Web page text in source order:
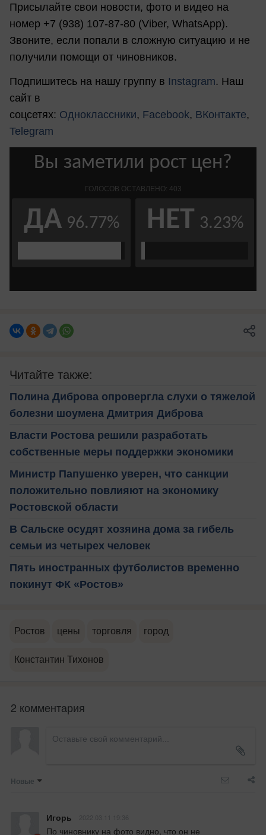
Присылайте свои новости, фото и видео на
номер +7 (938) 107-87-80 (Viber, WhatsApp).
Звоните, если попали в сложную ситуацию и не
получили помощи от чиновников.
Подпишитесь на нашу группу в Instagram. Наш
сайт в
соцсетях: Одноклассники, Facebook, ВКонтакте,
Telegram
Читайте также:
Полина Диброва опровергла слухи о тяжелой
болезни шоумена Дмитрия Диброва
Власти Ростова решили разработать
собственные меры поддержки экономики
Министр Папушенко уверен, что санкции
положительно повлияют на экономику
Ростовской области
В Сальске осудят хозяина дома за гибель
семьи из четырех человек
Пять иностранных футболистов временно
покинут ФК «Ростов»
Ростов цены торговля город
Константин Тихонов
2 комментария
Новые
Игорь
По чиновнику на фото видно, что он не